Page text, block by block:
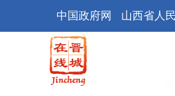
中国政府网 山西省人